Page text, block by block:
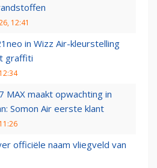
12:41
in Wizz Air-kleurstelling
graffiti
MAX maakt opwachting in
Somon Air eerste klant
officiële naam vliegveld van